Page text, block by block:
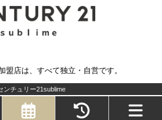
盟店は、すべて独立・自営です。
ンチュリー21sublime